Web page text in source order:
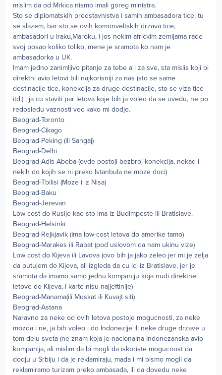
mislim da od Mrkica nismo imali goreg ministra.
Sto se diplomatskih predstavnistva i samih ambasadora tice, tu
se slazem, bar sto se ovih komonveltskih drzava tice,
ambasadori u Iraku,Maroku, i jos nekim africkim zemljama rade
svoj posao koliko toliko, mene je sramota ko nam je
ambasadorka u UK.
Imam jedno zanimljivo pitanje za tebe a i za sve, sta mislis koji bi
direktni avio letovi bili najkorisniji za nas (sto se same
destinacije tice, konekcija za druge destinacije, sto se viza tice
itd.) , ja cu staviti par letova koje bih ja voleo da se uvedu, ne po
redosledu vaznosti vec kako mi dodje.
Beograd-Toronto
Beograd-Cikago
Beograd-Peking (ili Sangaj)
Beograd-Delhi
Beograd-Adis Abeba (ovde postoji bezbroj konekcija, nekad i
nekih do kojih se ni preko Istanbula ne moze doci)
Beograd-Tbilisi (Moze i iz Nisa)
Beograd-Baku
Beograd-Jerevan
Low cost do Rusije kao sto ima iz Budimpeste ili Bratislave.
Beograd-Helsinki
Beograd-Rejkjavik (Ima low-cost letova do amerike tamo)
Beograd-Marakes ili Rabat (pod uslovom da nam ukinu vize)
Low cost do Kijeva ili Lavova (ovo bih ja jako zeleo jer mi je zelja
da putujem do Kijeva, ali izgleda da cu ici iz Bratislave, jer je
sramota da imamo samo jednu kompaniju koja nudi direktne
letove do Kijeva, i karte nisu najjeftinije)
Beograd-Manama(ili Muskat ili Kuvajt siti)
Beograd-Astana
Naravno za neke od ovih letova postoje mogucnosti, za neke
mozda i ne, ja bih voleo i do Indonezije ili neke druge drzave u
tom delu sveta (ne znam koja je nacionalna Indonezanska avio
kompanija, ali mislim da bi mogli da iskoriste mogucnost da
dodju u Srbiju i da je reklamiraju, mada i mi bismo mogli da
reklamiramo turizam preko ambasada, ili da dovedu neke